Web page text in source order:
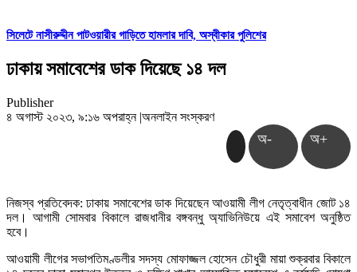
সিলেটে নাসীরুদ্দীন পাটওয়ারীর গাড়িতে হামলার দাবি, অস্বীকার পুলিশের
ঢাকায় সমাবেশের ডাক দিয়েছে ১৪ দল
Publisher
৪ অগাস্ট ২০২৩, ৯:১৬ অপরাহ্ন |অনলাইন সংস্করণ
অ- অ+
নিজস্ব প্রতিবেদক: ঢাকায় সমাবেশের ডাক দিয়েছেন আওয়ামী লীগ নেতৃত্বাধীন জোট ১৪
দল। আগামী সোমবার বিকালে রাজধানীর বঙ্গবন্ধু অ্যাভিনিউয়ে এই সমাবেশ অনুষ্ঠিত
হবে।
আওয়ামী লীগের সভাপতিমণ্ডলীর সদস্য মোফাজ্জল হোসেন চৌধুরী মায়া শুক্রবার বিকালে